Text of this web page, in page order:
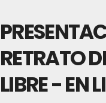
RETRATO
LIBRE - EN